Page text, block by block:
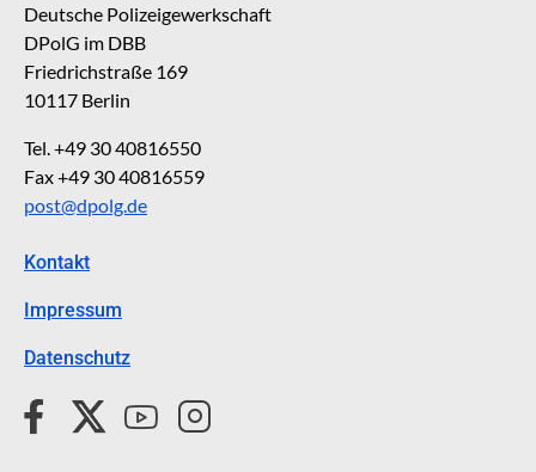
Deutsche Polizeigewerkschaft
DPolG im DBB
Friedrichstraße 169
10117 Berlin
Tel. +49 30 40816550
Fax +49 30 40816559
post@dpolg.de
Kontakt
Impressum
Datenschutz